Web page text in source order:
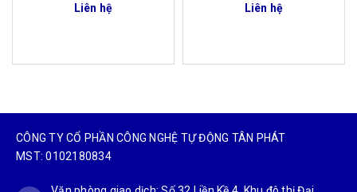
Liên hệ Liên hệ